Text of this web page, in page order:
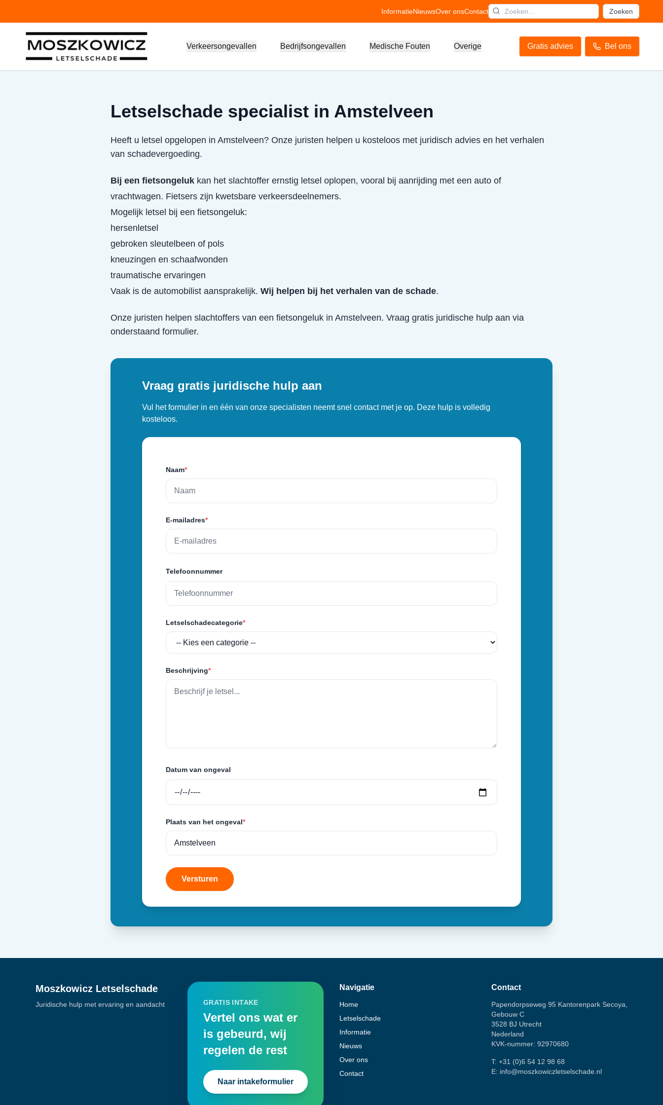
InformatieNieuwsOver onsContact Zoeken
Verkeersongevallen Bedrijfsongevallen Medische Fouten Overige Gratis advies Bel ons
Letselschade specialist in Amstelveen
Heeft u letsel opgelopen in Amstelveen? Onze juristen helpen u kosteloos met juridisch advies en het verhalen
van schadevergoeding.
Bij een fietsongeluk kan het slachtoffer ernstig letsel oplopen, vooral bij aanrijding met een auto of
vrachtwagen. Fietsers zijn kwetsbare verkeersdeelnemers.
Mogelijk letsel bij een fietsongeluk:
hersenletsel
gebroken sleutelbeen of pols
kneuzingen en schaafwonden
traumatische ervaringen
Vaak is de automobilist aansprakelijk. Wij helpen bij het verhalen van de schade.
Onze juristen helpen slachtoffers van een fietsongeluk in Amstelveen. Vraag gratis juridische hulp aan via
onderstaand formulier.
Vraag gratis juridische hulp aan
Vul het formulier in en één van onze specialisten neemt snel contact met je op. Deze hulp is volledig
kosteloos.
Naam*
E-mailadres*
Telefoonnummer
Letselschadecategorie*
Beschrijving*
Datum van ongeval
Plaats van het ongeval*
Versturen
Moszkowicz Letselschade
Juridische hulp met ervaring en aandacht GRATIS INTAKE
Vertel ons wat er
is gebeurd, wij
regelen de rest
Naar intakeformulier
Navigatie
Home
Letselschade
Informatie
Nieuws
Over ons
Contact
Contact
Papendorpseweg 95 Kantorenpark Secoya,
Gebouw C
3528 BJ Utrecht
Nederland
KVK-nummer: 92970680
T: +31 (0)6 54 12 98 68
E: info@moszkowiczletselschade.nl